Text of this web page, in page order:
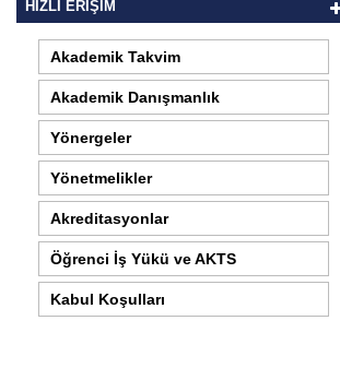
HIZLI ERİŞİM
Akademik Takvim
Akademik Danışmanlık
Yönergeler
Yönetmelikler
Akreditasyonlar
Öğrenci İş Yükü ve AKTS
Kabul Koşulları